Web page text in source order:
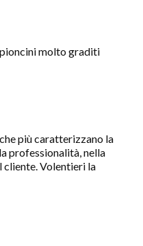
molto graditi
più caratterizzano la
professionalità, nella
cliente. Volentieri la